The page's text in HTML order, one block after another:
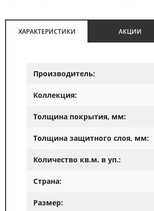
ХАРАКТЕРИСТИКИ АКЦИИ
Производитель:
Коллекция:
Толщина покрытия, мм:
Толщина защитного слоя, мм:
Количество кв.м. в уп.:
Страна:
Размер: